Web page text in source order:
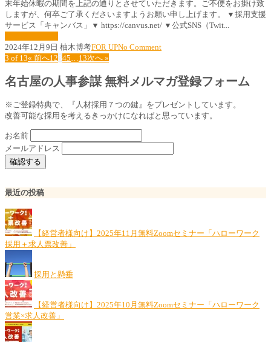
末年始休暇の期間を上記の通りとさせていただきます。ご不便をお掛け致
しますが、何卒ご了承くださいますようお願い申し上げます。 ▼採用支援
サービス「キャンバス」▼ https://canvus.net/ ▼公式SNS（Twit...
2024年12月9日 柚木博考FOR UPNo Comment
3 of 13« 前へ1 2 45 13次へ »
名古屋の人事参謀 無料メルマガ登録フォーム
※ご登録特典で、『人材採用７つの鍵』をプレゼントしています。
改善可能な採用を考えるきっかけになればと思っています。
お名前
メールアドレス
最近の投稿
【経営者様向け】2025年11月無料Zoomセミナー「ハローワーク
採用＋求人票改善」
採用と懸垂
【経営者様向け】2025年10月無料Zoomセミナー「ハローワーク
営業×求人改善」